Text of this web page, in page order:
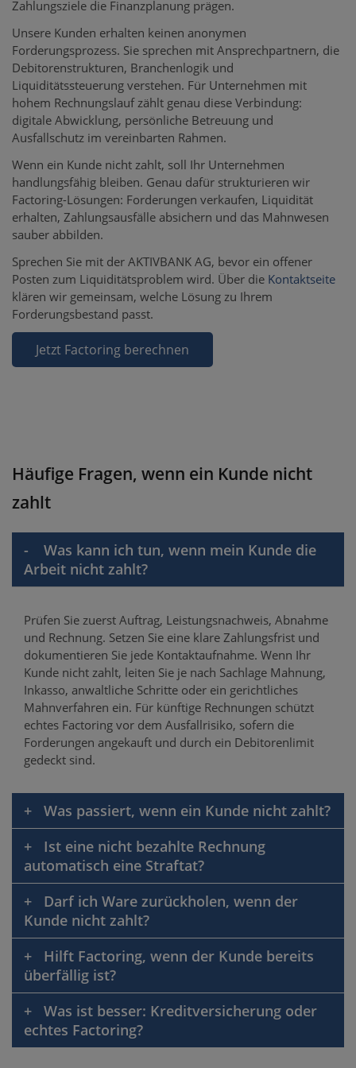
Zahlungsziele die Finanzplanung prägen.
Unsere Kunden erhalten keinen anonymen
Forderungsprozess. Sie sprechen mit Ansprechpartnern, die
Debitorenstrukturen, Branchenlogik und
Liquiditätssteuerung verstehen. Für Unternehmen mit
hohem Rechnungslauf zählt genau diese Verbindung:
digitale Abwicklung, persönliche Betreuung und
Ausfallschutz im vereinbarten Rahmen.
Wenn ein Kunde nicht zahlt, soll Ihr Unternehmen
handlungsfähig bleiben. Genau dafür strukturieren wir
Factoring-Lösungen: Forderungen verkaufen, Liquidität
erhalten, Zahlungsausfälle absichern und das Mahnwesen
sauber abbilden.
Sprechen Sie mit der AKTIVBANK AG, bevor ein offener
Posten zum Liquiditätsproblem wird. Über die Kontaktseite
klären wir gemeinsam, welche Lösung zu Ihrem
Forderungsbestand passt.
Jetzt Factoring berechnen
Häufige Fragen, wenn ein Kunde nicht
zahlt
Was kann ich tun, wenn mein Kunde die
Arbeit nicht zahlt?
Prüfen Sie zuerst Auftrag, Leistungsnachweis, Abnahme
und Rechnung. Setzen Sie eine klare Zahlungsfrist und
dokumentieren Sie jede Kontaktaufnahme. Wenn Ihr
Kunde nicht zahlt, leiten Sie je nach Sachlage Mahnung,
Inkasso, anwaltliche Schritte oder ein gerichtliches
Mahnverfahren ein. Für künftige Rechnungen schützt
echtes Factoring vor dem Ausfallrisiko, sofern die
Forderungen angekauft und durch ein Debitorenlimit
gedeckt sind.
Was passiert, wenn ein Kunde nicht zahlt?
Ist eine nicht bezahlte Rechnung
automatisch eine Straftat?
Darf ich Ware zurückholen, wenn der
Kunde nicht zahlt?
Hilft Factoring, wenn der Kunde bereits
überfällig ist?
Was ist besser: Kreditversicherung oder
echtes Factoring?